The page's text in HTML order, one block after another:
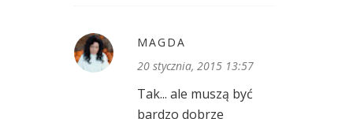
MAGDA
20 stycznia, 2015 13:57
Tak... ale muszą być
bardzo dobrze